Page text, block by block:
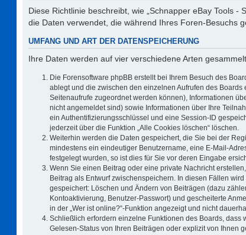
Diese Richtlinie beschreibt, wie „Schnapper eBay Tools -
die Daten verwendet, die während Ihres Foren-Besuchs
UMFANG UND ART DER DATENSPEICHERUNG
Ihre Daten werden auf vier verschiedene Arten
Die Forensoftware phpBB erstellt bei Ihrem Besuch des
ablegt und die zwischen den einzelnen Aufrufen des
Seitenaufrufe zugeordnet werden können), Informationen
nicht angemeldet sind) sowie Informationen über Ihre
ein Authentifizierungsschlüssel und eine Session-ID
jederzeit über die Funktion „Alle Cookies löschen“ löschen.
Weiterhin werden die Daten gespeichert, die Sie bei der
mindestens ein eindeutiger Benutzername, eine E-Mail-
festgelegt wurden, so ist dies für Sie vor deren Eingabe
Wenn Sie einen Beitrag oder eine private Nachricht
Beitrag als Entwurf zwischenspeichern. In diesen Fällen
gespeichert: Löschen und Ändern von Beiträgen (dazu
Kontoaktivierung, Benutzer-Passwort) und gescheiterte
in der „Wer ist online?“-Funktion angezeigt und nicht
Schließlich erfordern einzelne Funktionen des Boards,
Gelesen-Status von Ihren Beiträgen oder explizit von Ihnen